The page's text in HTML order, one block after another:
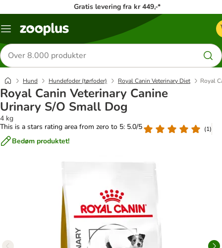
Gratis levering fra kr 449,-*
Menu
Søg
efter
produkter
Hund Hundefoder (tørfoder) Royal Canin Veterinary Diet Royal
Royal Canin Veterinary Canine
Urinary S/O Small Dog
4 kg
This is a stars rating area from zero to 5: 5.0/5
(1)
Bedøm produktet!